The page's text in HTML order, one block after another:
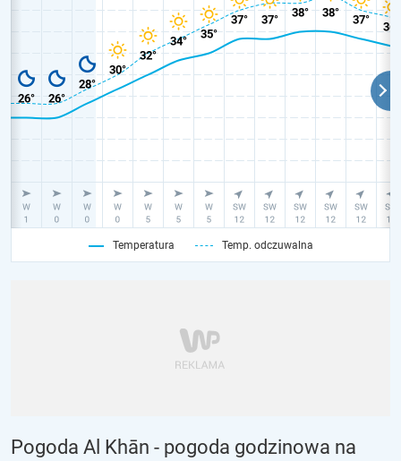
Temperatura Temp. odczuwalna
Pogoda Al Khān - pogoda godzinowa na